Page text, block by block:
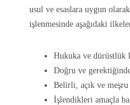
usul ve esaslara uygun
işlenmesinde aşağıdaki
Hukuka ve dürüstlük
Doğru ve
Belirli, açık ve
İşlendikleri amaçla